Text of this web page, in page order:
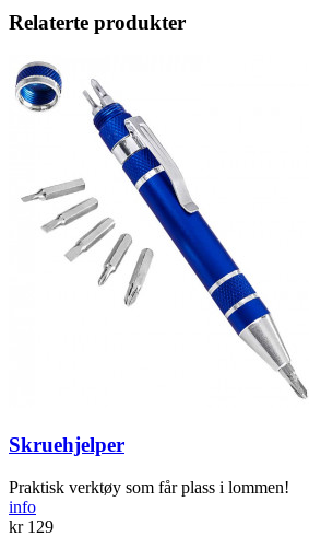
Relaterte produkter
Skruehjelper
Praktisk verktøy som får plass i lommen!
info
kr 129